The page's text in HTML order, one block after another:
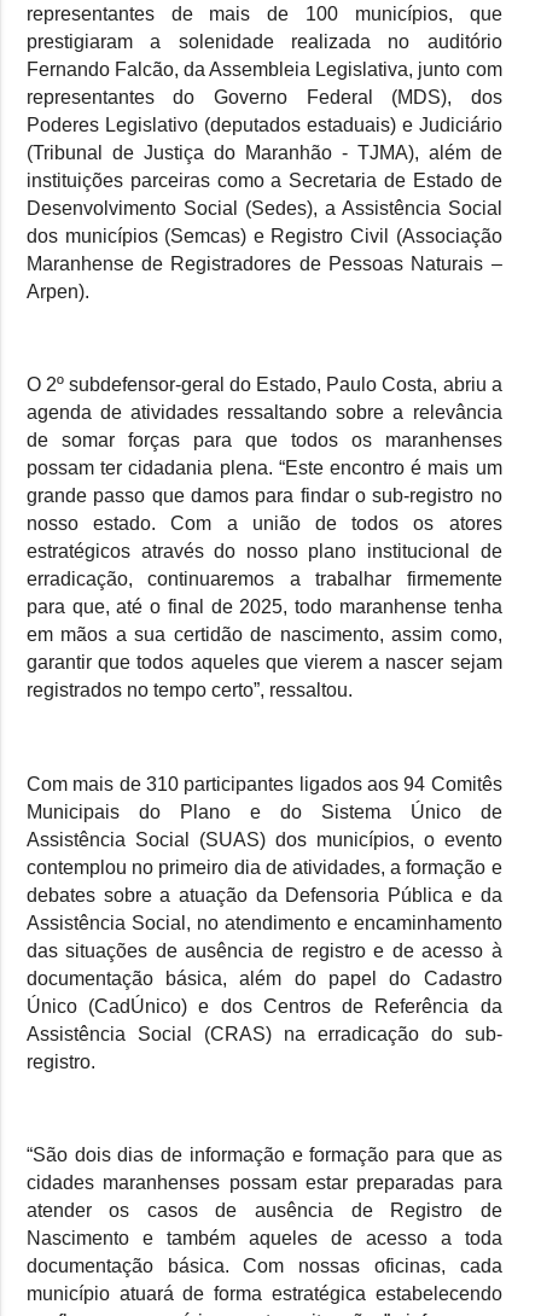
representantes de mais de 100 municípios, que
prestigiaram a solenidade realizada no auditório
Fernando Falcão, da Assembleia Legislativa, junto com
representantes do Governo Federal (MDS), dos
Poderes Legislativo (deputados estaduais) e Judiciário
(Tribunal de Justiça do Maranhão - TJMA), além de
instituições parceiras como a Secretaria de Estado de
Desenvolvimento Social (Sedes), a Assistência Social
dos municípios (Semcas) e Registro Civil (Associação
Maranhense de Registradores de Pessoas Naturais –
Arpen).
O 2º subdefensor-geral do Estado, Paulo Costa, abriu a
agenda de atividades ressaltando sobre a relevância
de somar forças para que todos os maranhenses
possam ter cidadania plena. “Este encontro é mais um
grande passo que damos para findar o sub-registro no
nosso estado. Com a união de todos os atores
estratégicos através do nosso plano institucional de
erradicação, continuaremos a trabalhar firmemente
para que, até o final de 2025, todo maranhense tenha
em mãos a sua certidão de nascimento, assim como,
garantir que todos aqueles que vierem a nascer sejam
registrados no tempo certo”, ressaltou.
Com mais de 310 participantes ligados aos 94 Comitês
Municipais do Plano e do Sistema Único de
Assistência Social (SUAS) dos municípios, o evento
contemplou no primeiro dia de atividades, a formação e
debates sobre a atuação da Defensoria Pública e da
Assistência Social, no atendimento e encaminhamento
das situações de ausência de registro e de acesso à
documentação básica, além do papel do Cadastro
Único (CadÚnico) e dos Centros de Referência da
Assistência Social (CRAS) na erradicação do sub-
registro.
“São dois dias de informação e formação para que as
cidades maranhenses possam estar preparadas para
atender os casos de ausência de Registro de
Nascimento e também aqueles de acesso a toda
documentação básica. Com nossas oficinas, cada
município atuará de forma estratégica estabelecendo